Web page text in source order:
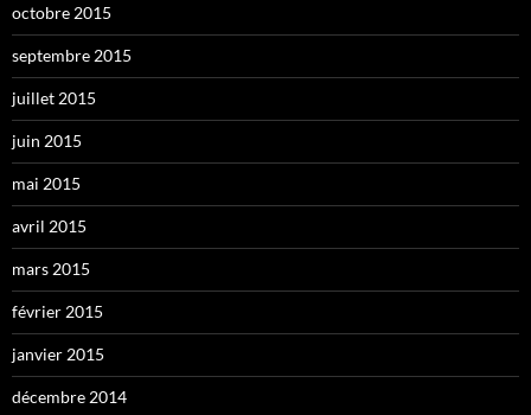
octobre 2015
septembre 2015
juillet 2015
juin 2015
mai 2015
avril 2015
mars 2015
février 2015
janvier 2015
décembre 2014